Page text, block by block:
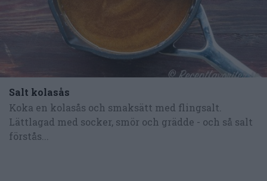
Salt kolasås
Koka en kolasås och smaksätt med flingsalt.
Lättlagad med socker, smör och grädde - och så salt
förstås...